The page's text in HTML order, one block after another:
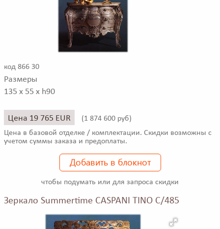
код 866 30
Размеры
135 x 55 x h90
Цена 19 765 EUR (1 874 600 руб)
Цена в базовой отделке / комплектации. Скидки возможны с
учетом суммы заказа и предоплаты.
Добавить в блокнот
чтобы подумать или для запроса скидки
Зеркало Summertime CASPANI TINO C/485